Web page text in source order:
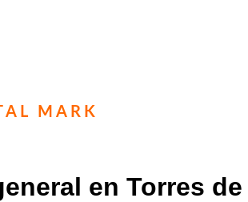
MARK
en Torres de